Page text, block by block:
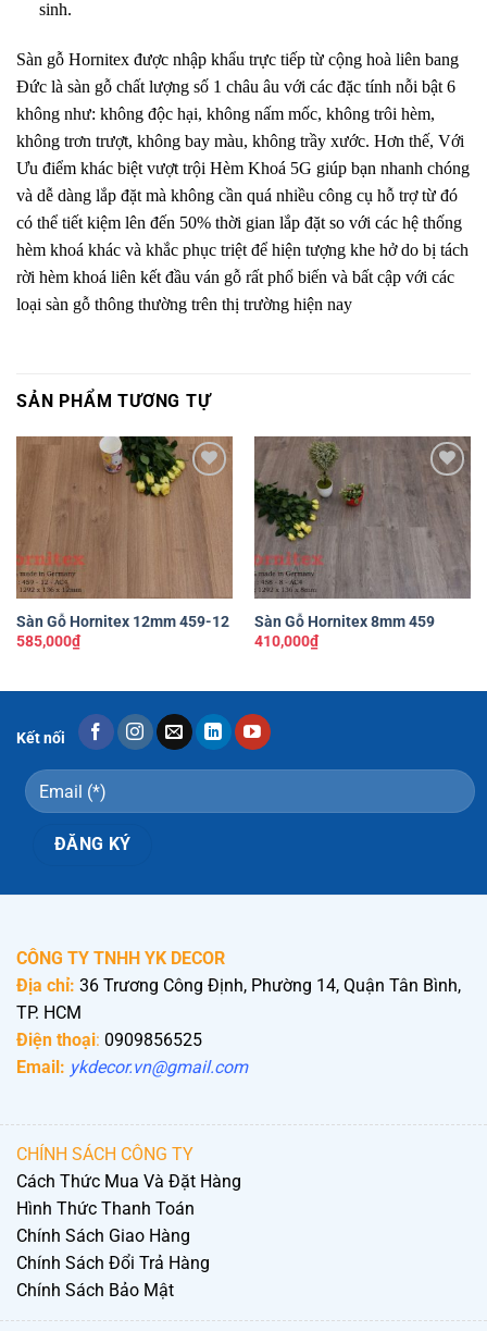
sinh.
Sàn gỗ Hornitex được nhập khẩu trực tiếp từ cộng hoà liên bang
Đức là sàn gỗ chất lượng số 1 châu âu với các đặc tính nỗi bật 6
không như: không độc hại, không nấm mốc, không trôi hèm,
không trơn trượt, không bay màu, không trầy xước. Hơn thế, Với
Ưu điểm khác biệt vượt trội Hèm Khoá 5G giúp bạn nhanh chóng
và dễ dàng lắp đặt mà không cần quá nhiều công cụ hỗ trợ từ đó
có thể tiết kiệm lên đến 50% thời gian lắp đặt so với các hệ thống
hèm khoá khác và khắc phục triệt để hiện tượng khe hở do bị tách
rời hèm khoá liên kết đầu ván gỗ rất phổ biến và bất cập với các
loại sàn gỗ thông thường trên thị trường hiện nay
SẢN PHẨM TƯƠNG TỰ
Yêu
Sàn Gỗ Hornitex 12mm 459-12
585,000₫
Yêu
Sàn Gỗ Hornitex 8mm 459
410,000₫
Kết nối
CÔNG TY TNHH YK DECOR
Địa chỉ: 36 Trương Công Định, Phường 14, Quận Tân Bình,
TP. HCM
Điện thoại: 0909856525
Email: ykdecor.vn@gmail.com
CHÍNH SÁCH CÔNG TY
Cách Thức Mua Và Đặt Hàng
Hình Thức Thanh Toán
Chính Sách Giao Hàng
Chính Sách Đổi Trả Hàng
Chính Sách Bảo Mật